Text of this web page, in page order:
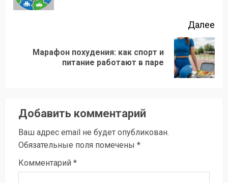
Далее
Следующая
Марафон похудения: как спорт и
питание работают в паре
Добавить комментарий
Ваш адрес email не будет опубликован.
Обязательные поля помечены *
Комментарий *